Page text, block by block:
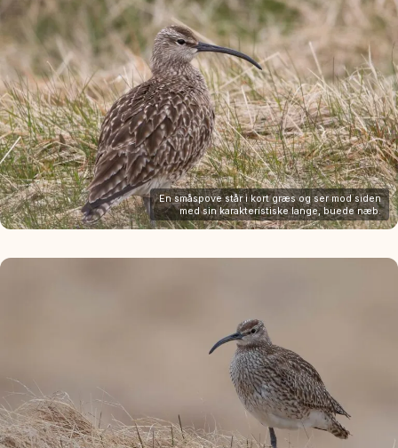
En småspove står i kort græs og ser mod siden
med sin karakteristiske lange, buede næb.